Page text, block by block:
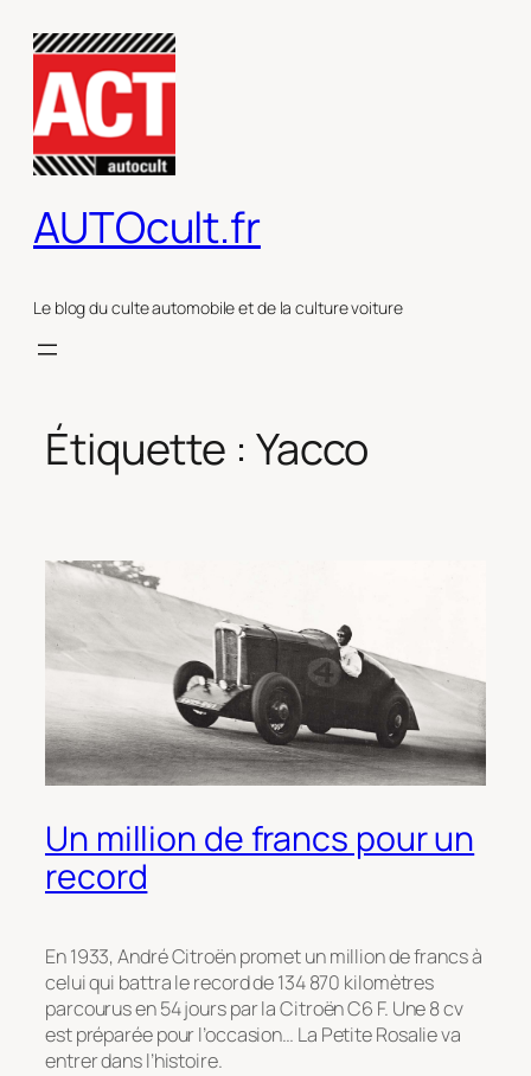
contenu
AUTOcult.fr
Le blog du culte automobile et de la culture voiture
Étiquette : Yacco
Un million de francs pour un
record
En 1933, André Citroën promet un million de francs à
celui qui battra le record de 134 870 kilomètres
parcourus en 54 jours par la Citroën C6 F. Une 8 cv
est préparée pour l’occasion… La Petite Rosalie va
entrer dans l’histoire.